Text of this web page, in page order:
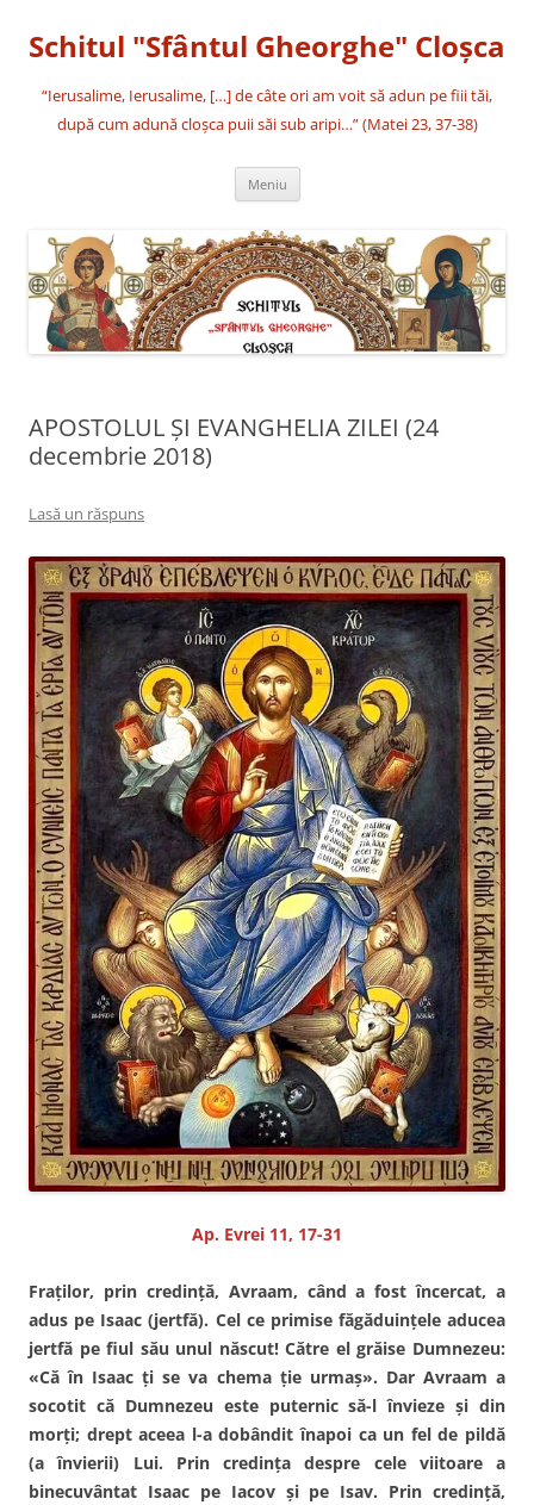
conținut
Schitul "Sfântul Gheorghe" Cloşca
“Ierusalime, Ierusalime, […] de câte ori am voit să adun pe fiii tăi,
după cum adună cloşca puii săi sub aripi…” (Matei 23, 37-38)
Meniu
APOSTOLUL ȘI EVANGHELIA ZILEI (24
decembrie 2018)
Lasă un răspuns
Ap. Evrei 11, 17-31
Fraţilor, prin credinţă, Avraam, când a fost încercat, a
adus pe Isaac (jertfă). Cel ce primise făgăduinţele aducea
jertfă pe fiul său unul născut! Către el grăise Dumnezeu:
«Că în Isaac ţi se va chema ţie urmaş». Dar Avraam a
socotit că Dumnezeu este puternic să-l învieze şi din
morţi; drept aceea l-a dobândit înapoi ca un fel de pildă
(a învierii) Lui. Prin credinţa despre cele viitoare a
binecuvântat Isaac pe Iacov şi pe Isav. Prin credinţă,